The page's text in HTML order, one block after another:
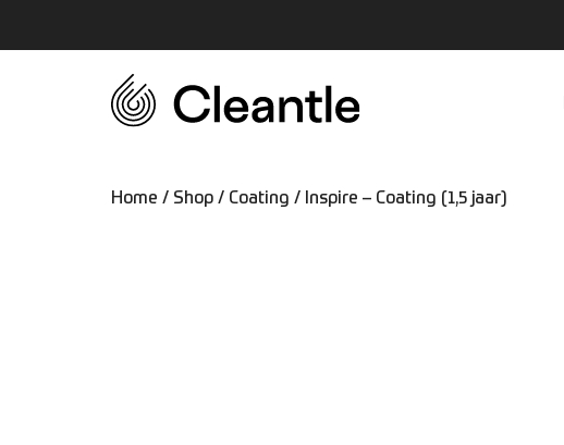
Home / Shop / Coating / Inspire – Coating (1,5 jaar)